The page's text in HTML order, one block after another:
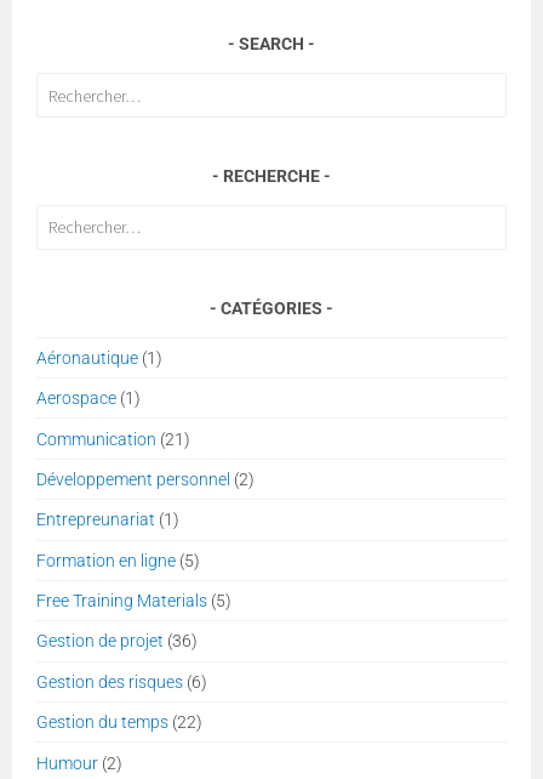
SEARCH
Rechercher :
RECHERCHE
Rechercher :
CATÉGORIES
Aéronautique (1)
Aerospace (1)
Communication (21)
Développement personnel (2)
Entrepreunariat (1)
Formation en ligne (5)
Free Training Materials (5)
Gestion de projet (36)
Gestion des risques (6)
Gestion du temps (22)
Humour (2)